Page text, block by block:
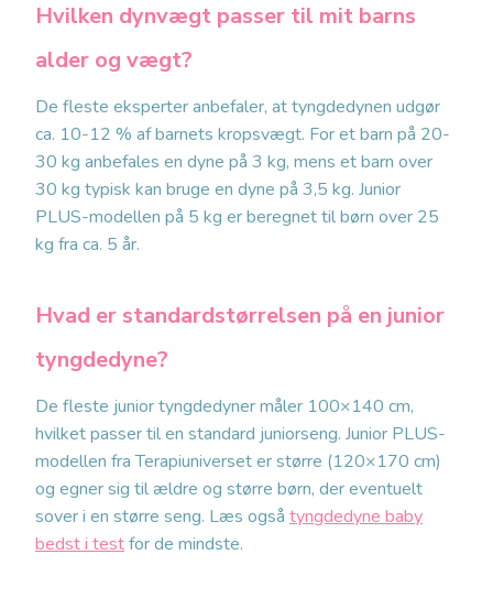
Hvilken dynvægt passer til mit barns
alder og vægt?
De fleste eksperter anbefaler, at tyngdedynen udgør
ca. 10-12 % af barnets kropsvægt. For et barn på 20-
30 kg anbefales en dyne på 3 kg, mens et barn over
30 kg typisk kan bruge en dyne på 3,5 kg. Junior
PLUS-modellen på 5 kg er beregnet til børn over 25
kg fra ca. 5 år.
Hvad er standardstørrelsen på en junior
tyngdedyne?
De fleste junior tyngdedyner måler 100×140 cm,
hvilket passer til en standard juniorseng. Junior PLUS-
modellen fra Terapiuniverset er større (120×170 cm)
og egner sig til ældre og større børn, der eventuelt
sover i en større seng. Læs også tyngdedyne baby
bedst i testfor de mindste.